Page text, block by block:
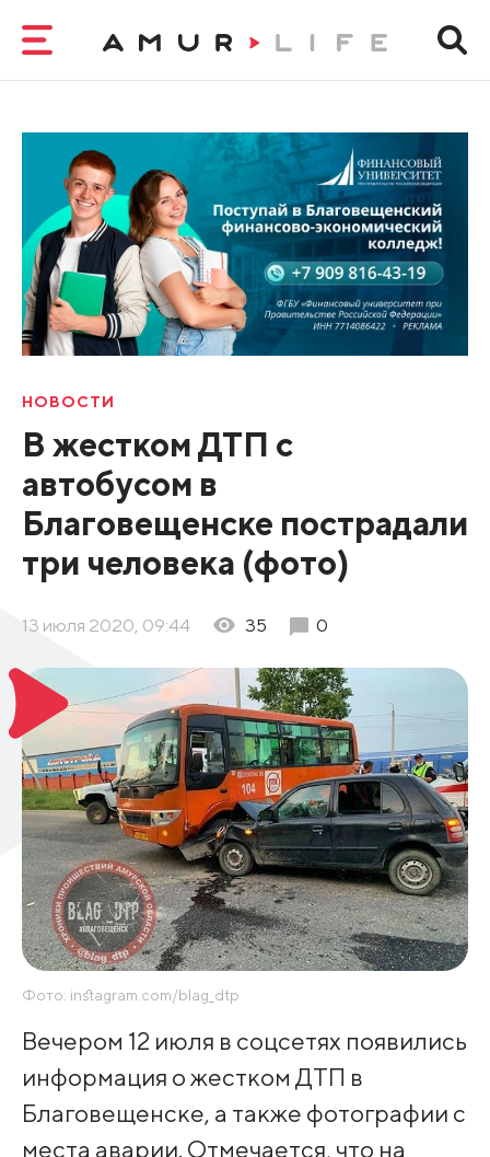
НОВОСТИ
В жестком ДТП с
автобусом в
Благовещенске пострадали
три человека (фото)
13 июля 2020, 09:44 35 0
Фото: instagram.com/blag_dtp
Вечером 12 июля в соцсетях появились
информация о жестком ДТП в
Благовещенске, а также фотографии с
места аварии. Отмечается, что на